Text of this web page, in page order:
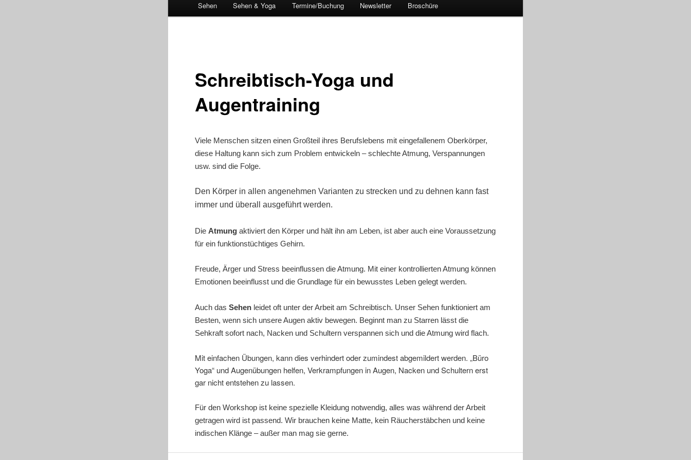
Sehen Sehen & Yoga Termine/Buchung Newsletter Broschüre
Schreibtisch-Yoga und
Augentraining
Viele Menschen sitzen einen Großteil ihres Berufslebens mit eingefallenem Oberkörper,
diese Haltung kann sich zum Problem entwickeln – schlechte Atmung, Verspannungen
usw. sind die Folge.
Den Körper in allen angenehmen Varianten zu strecken und zu dehnen kann fast
immer und überall ausgeführt werden.
DieAtmung aktiviert den Körper und hält ihn am Leben, ist aber auch eine Voraussetzung
für ein funktionstüchtiges Gehirn.
Freude, Ärger und Stress beeinflussen die Atmung. Mit einer kontrollierten Atmung können
Emotionen beeinflusst und die Grundlage für ein bewusstes Leben gelegt werden.
Auch dasSehen leidet oft unter der Arbeit am Schreibtisch. Unser Sehen funktioniert am
Besten, wenn sich unsere Augen aktiv bewegen. Beginnt man zu Starren lässt die
Sehkraft sofort nach, Nacken und Schultern verspannen sich und die Atmung wird flach.
Mit einfachen Übungen, kann dies verhindert oder zumindest abgemildert werden. „Büro
Yoga“ und Augenübungen helfen, Verkrampfungen in Augen, Nacken und Schultern erst
gar nicht entstehen zu lassen.
Für den Workshop ist keine spezielle Kleidung notwendig, alles was während der Arbeit
getragen wird ist passend. Wir brauchen keine Matte, kein Räucherstäbchen und keine
indischen Klänge – außer man mag sie gerne.